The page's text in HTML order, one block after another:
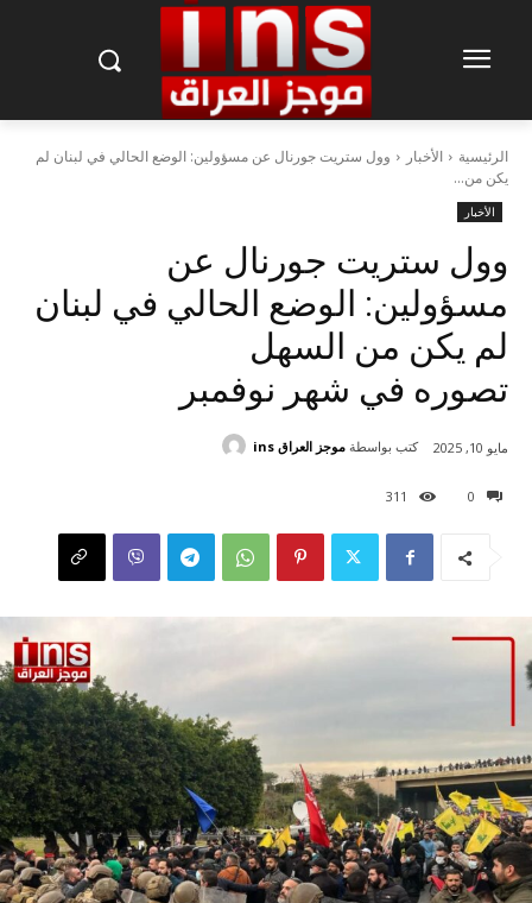
الرئيسية الأخبار
وول ستريت جورنال عن مسؤولين: الوضع الحالي في لبنان لم
يكن من...
الأخبار
وول ستريت جورنال عن
مسؤولين: الوضع الحالي في لبنان
لم يكن من السهل
تصوره في شهر نوفمبر
0
311
مايو 10, 2025 كتب بواسطة موجز العراق ins